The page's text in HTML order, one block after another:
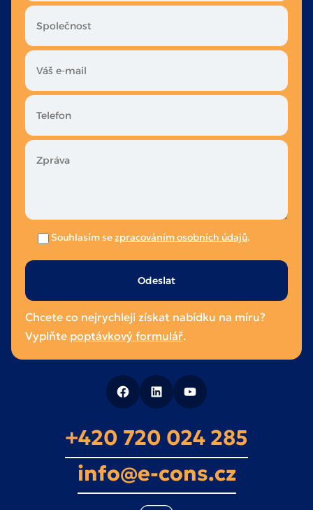
Souhlasím sezpracováním osobních údajů.
Ponechte
prázdné.
Chcete co nejrychleji získat nabídku na míru?
Vyplňte poptávkový formulář.
+420 720 024 285
info@e-cons.cz